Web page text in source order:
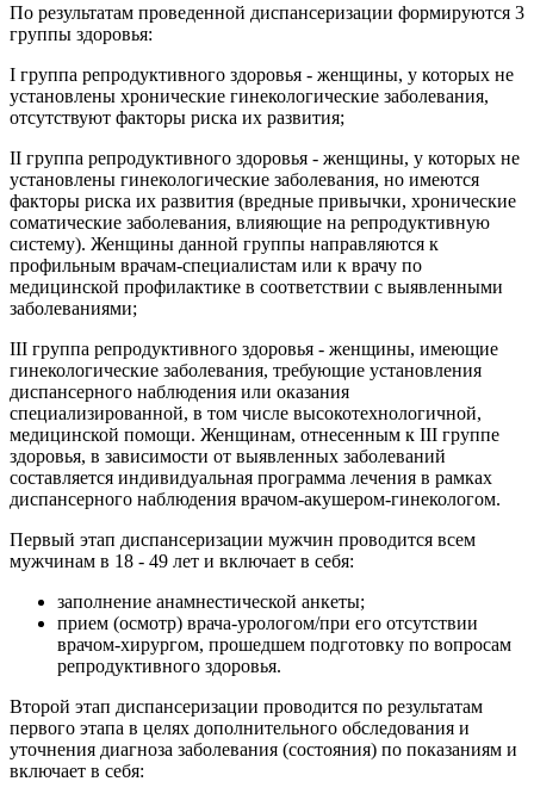
По результатам проведенной диспансеризации формируются 3
группы здоровья:
I группа репродуктивного здоровья - женщины, у которых не
установлены хронические гинекологические заболевания,
отсутствуют факторы риска их развития;
II группа репродуктивного здоровья - женщины, у которых не
установлены гинекологические заболевания, но имеются
факторы риска их развития (вредные привычки, хронические
соматические заболевания, влияющие на репродуктивную
систему). Женщины данной группы направляются к
профильным врачам-специалистам или к врачу по
медицинской профилактике в соответствии с выявленными
заболеваниями;
III группа репродуктивного здоровья - женщины, имеющие
гинекологические заболевания, требующие установления
диспансерного наблюдения или оказания
специализированной, в том числе высокотехнологичной,
медицинской помощи. Женщинам, отнесенным к III группе
здоровья, в зависимости от выявленных заболеваний
составляется индивидуальная программа лечения в рамках
диспансерного наблюдения врачом-акушером-гинекологом.
Первый этап диспансеризации мужчин проводится всем
мужчинам в 18 - 49 лет и включает в себя:
заполнение анамнестической анкеты;
прием (осмотр) врача-урологом/при его отсутствии
врачом-хирургом, прошедшем подготовку по вопросам
репродуктивного здоровья.
Второй этап диспансеризации проводится по результатам
первого этапа в целях дополнительного обследования и
уточнения диагноза заболевания (состояния) по показаниям и
включает в себя: